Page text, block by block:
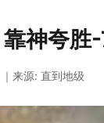
神夸胜
｜来源: 直到地级